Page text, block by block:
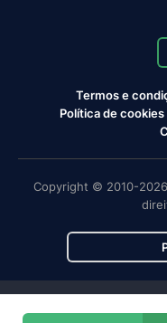
Termos e
Política de cookies
Copyright © 2010-